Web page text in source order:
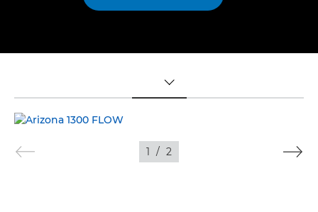
TOGGLE MENU
1 / 2